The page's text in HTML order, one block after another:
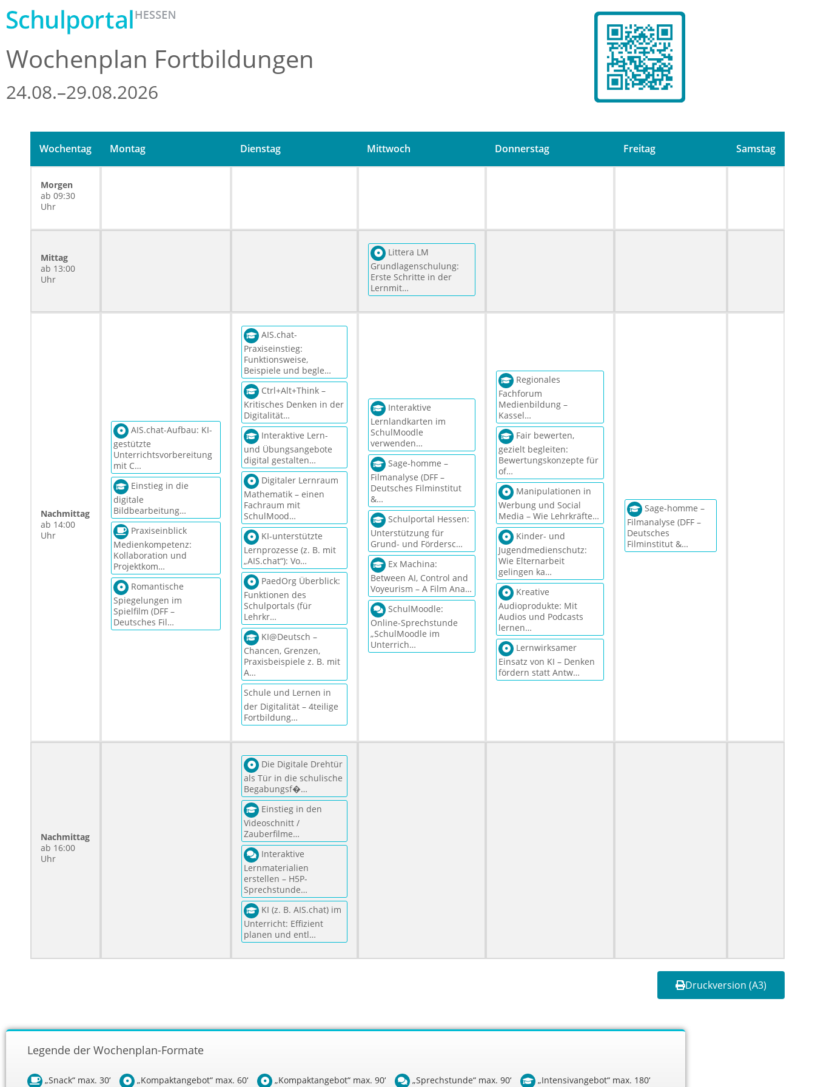
Wochenplan Fortbildungen
24.08.–29.08.2026
Wochentag Montag Dienstag Mittwoch Donnerstag Freitag Samstag
Morgen
ab 09:30
Uhr
Mittag
ab 13:00
Uhr
Littera LM
Grundlagenschulung:
Erste Schritte in der
Lernmit…
Nachmittag
ab 14:00
Uhr
AIS.chat-Aufbau: KI-
gestützte
Unterrichtsvorbereitung
mit C…
Einstieg in die
digitale
Bildbearbeitung…
Praxiseinblick
Medienkompetenz:
Kollaboration und
Projektkom…
Romantische
Spiegelungen im
Spielfilm (DFF –
Deutsches Fil…
AIS.chat-
Praxiseinstieg:
Funktionsweise,
Beispiele und begle…
Ctrl+Alt+Think –
Kritisches Denken in der
Digitalität…
Interaktive Lern-
und Übungsangebote
digital gestalten…
Digitaler Lernraum
Mathematik – einen
Fachraum mit
SchulMood…
KI-unterstützte
Lernprozesse (z. B. mit
„AIS.chat“): Vo…
PaedOrg Überblick:
Funktionen des
Schulportals (für
Lehrkr…
KI@Deutsch –
Chancen, Grenzen,
Praxisbeispiele z. B. mit
A…
Schule und Lernen in
der Digitalität – 4teilige
Fortbildung…
Interaktive
Lernlandkarten im
SchulMoodle
verwenden…
Sage-homme –
Filmanalyse (DFF –
Deutsches Filminstitut
&…
Schulportal Hessen:
Unterstützung für
Grund- und Fördersc…
Ex Machina:
Between AI, Control and
Voyeurism – A Film Ana…
SchulMoodle:
Online-Sprechstunde
„SchulMoodle im
Unterrich…
Regionales
Fachforum
Medienbildung –
Kassel…
Fair bewerten,
gezielt begleiten:
Bewertungskonzepte für
of…
Manipulationen in
Werbung und Social
Media – Wie Lehrkräfte…
Kinder- und
Jugendmedienschutz:
Wie Elternarbeit
gelingen ka…
Kreative
Audioprodukte: Mit
Audios und Podcasts
lernen…
Lernwirksamer
Einsatz von KI – Denken
fördern statt Antw…
Sage-homme –
Filmanalyse (DFF –
Deutsches
Filminstitut &…
Nachmittag
ab 16:00
Uhr
Die Digitale Drehtür
als Tür in die schulische
Begabungsf�…
Einstieg in den
Videoschnitt /
Zauberfilme…
Interaktive
Lernmaterialien
erstellen – H5P-
Sprechstunde…
KI (z. B. AIS.chat) im
Unterricht: Effizient
planen und entl…
Druckversion (A3)
Legende der Wochenplan-Formate
„Snack“ max. 30‘ „Kompaktangebot“ max. 60‘ „Kompaktangebot“ max. 90‘ „Sprechstunde“ max. 90‘ „Intensivangebot“ max. 180‘